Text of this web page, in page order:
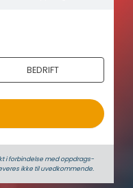
BEDRIFT
i forbindelse med oppdrags­
ikke til uvedkommende.